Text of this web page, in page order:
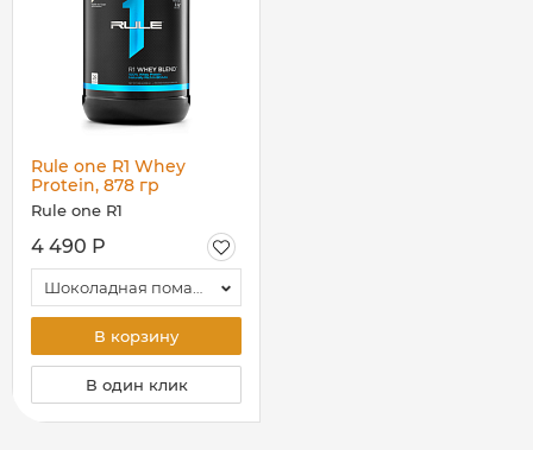
Rule one R1 Whey
Protein, 878 гр
Rule one R1
4 490 Р
В корзину
В один клик